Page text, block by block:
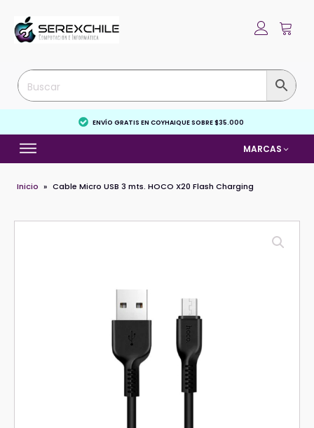
ENVÍO GRATIS EN COYHAIQUE SOBRE $35.000
MARCAS
Inicio » Cable Micro USB 3 mts. HOCO X20 Flash Charging